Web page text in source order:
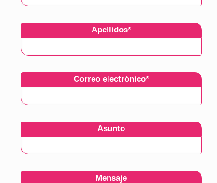
Apellidos*
Correo electrónico*
Asunto
Mensaje